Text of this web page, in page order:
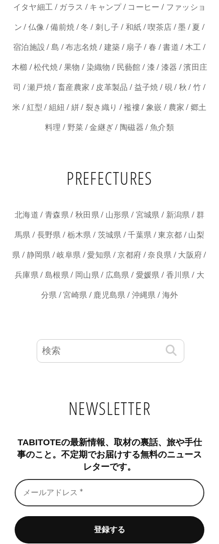
イタヤ細工 / ガラス / キャンプ/ コーヒー / ファッショ
ン / 仏像 /備前焼 /冬 / 刺し子 / 和紙 /喫茶店 /墨 / 夏 /
宿泊施設 /島 /布志名焼 / 建築 / 扇子 / 春 /書道 / 木工 /
木櫛 /松代焼 /果物 / 染織物 / 民藝館 / 漆 / 漆器 /濱田庄
司 /瀬戸焼 /畜産農家 / 皮革製品 / 益子焼 / 硯/ 秋 /竹 /
米 / 紅型 /組紐 / 絣/裂き織り /襤褸/ 象嵌 / 農家 /郷土
料理 / 野菜 /金継ぎ/ 陶磁器 /魚介類
PREFECTURES
北海道 / 青森県/ 秋田県/ 山形県 / 宮城県 / 新潟県 / 群
馬県 / 長野県 / 栃木県 / 茨城県 /千葉県 /東京都 / 山梨
県 / 静岡県 /岐阜県 /愛知県 /京都府 /奈良県 / 大阪府/
兵庫県/ 島根県/ 岡山県/ 広島県 / 愛媛県 / 香川県 / 大
分県 /宮崎県 / 鹿児島県 / 沖縄県 / 海外
NEWSLETTER